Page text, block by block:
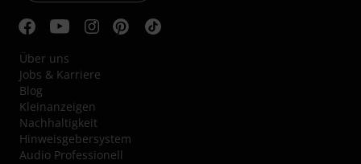
Über uns
Jobs & Karriere
Blog
Kleinanzeigen
Nachhaltigkeit
Hinweisgebersystem
Audio Professionell